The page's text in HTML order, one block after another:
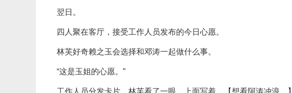
翌日。
四人聚在客厅，接受工作人员发布的今日心愿。
林芙好奇赖之玉会选择和邓涛一起做什么事。
“这是玉姐的心愿。”
工作人员分发卡片，林芙看了一眼，上面写着，【想看阿涛冲浪。】